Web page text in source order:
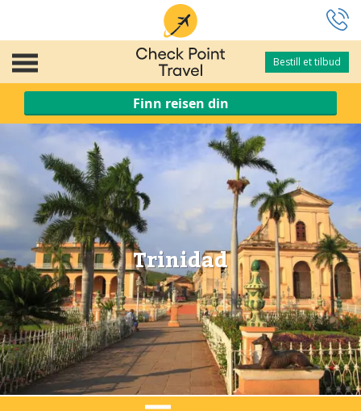
Bestill et tilbud
Bestill et tilbud
Finn reisen din
Trinidad